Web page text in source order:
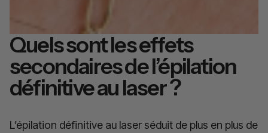
Quels sont les effets
secondaires de l’épilation
définitive au laser ?
L’épilation définitive au laser séduit de plus en plus de